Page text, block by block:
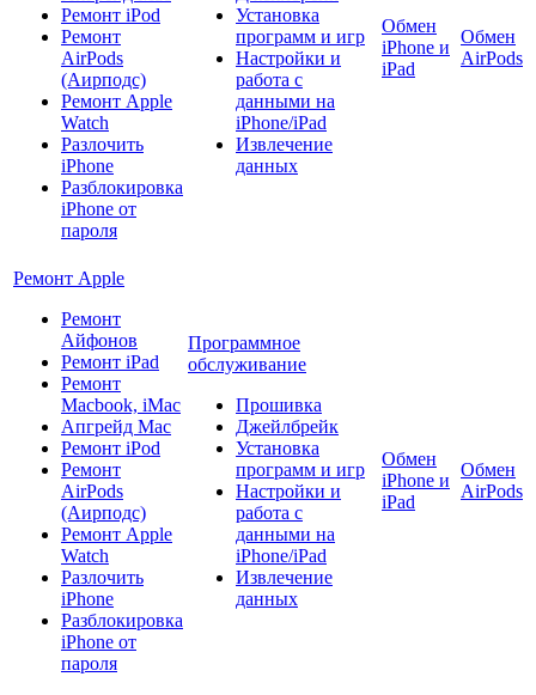
Ремонт iPod
Ремонт
AirPods
(Аирподс)
Ремонт Apple
Watch
Разлочить
iPhone
Разблокировка
iPhone от
пароля
Установка
программ и игр
Настройки и
работа с
данными на
iPhone/iPad
Извлечение
данных
Обмен
iPhone и
iPad
Обмен
AirPods
Ремонт Apple
Ремонт
Айфонов
Ремонт iPad
Ремонт
Macbook, iMac
Апгрейд Mac
Ремонт iPod
Ремонт
AirPods
(Аирподс)
Ремонт Apple
Watch
Разлочить
iPhone
Разблокировка
iPhone от
пароля
Программное
обслуживание
Прошивка
Джейлбрейк
Установка
программ и игр
Настройки и
работа с
данными на
iPhone/iPad
Извлечение
данных
Обмен
iPhone и
iPad
Обмен
AirPods